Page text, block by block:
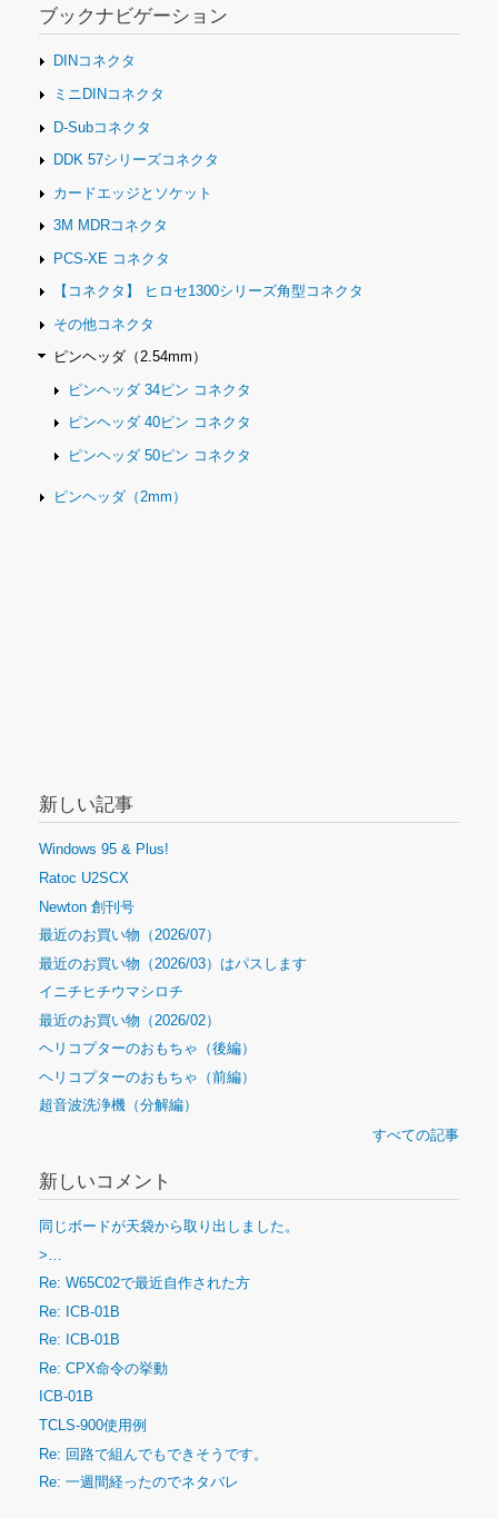
シ
ョ
ン
ブックナビゲーション
DINコネクタ
ミニDINコネクタ
D-Subコネクタ
DDK 57シリーズコネクタ
カードエッジとソケット
3M MDRコネクタ
PCS-XE コネクタ
【コネクタ】 ヒロセ1300シリーズ角型コネクタ
その他コネクタ
ピンヘッダ（2.54mm）
ピンヘッダ 34ピン コネクタ
ピンヘッダ 40ピン コネクタ
ピンヘッダ 50ピン コネクタ
ピンヘッダ（2mm）
新しい記事
Windows 95 & Plus!
Ratoc U2SCX
Newton 創刊号
最近のお買い物（2026/07）
最近のお買い物（2026/03）はパスします
イニチヒチウマシロチ
最近のお買い物（2026/02）
ヘリコプターのおもちゃ（後編）
ヘリコプターのおもちゃ（前編）
超音波洗浄機（分解編）
すべての記事
新しいコメント
同じボードが天袋から取り出しました。
>…
Re: W65C02で最近自作された方
Re: ICB-01B
Re: ICB-01B
Re: CPX命令の挙動
ICB-01B
TCLS-900使用例
Re: 回路で組んでもできそうです。
Re: 一週間経ったのでネタバレ